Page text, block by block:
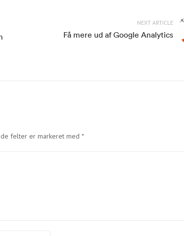
NEXT ARTICLE
Få mere ud af Google Analytics
felter er markeret med *